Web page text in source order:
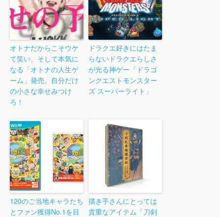
オトナだからこそウケ
て笑い、そして本気に
なる「オトナの人生ゲ
ーム」発売。自分だけ
の小さな幸せみつけ
ろ！
ドラクエ好きにはたま
らないドラクエらしさ
が光る神ゲー「ドラゴ
ンクエストモンスター
ズ スーパーライト」
120のご当地キャラたち
とファン獲得No.1を目
描き手さんにとっては
貴重なアイテム「刀剣